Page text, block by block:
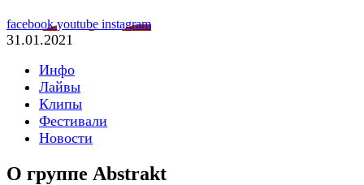
facebookyoutube instagram
31.01.2021
Инфо
Лайвы
Клипы
Фестивали
Новости
О группе Abstrakt